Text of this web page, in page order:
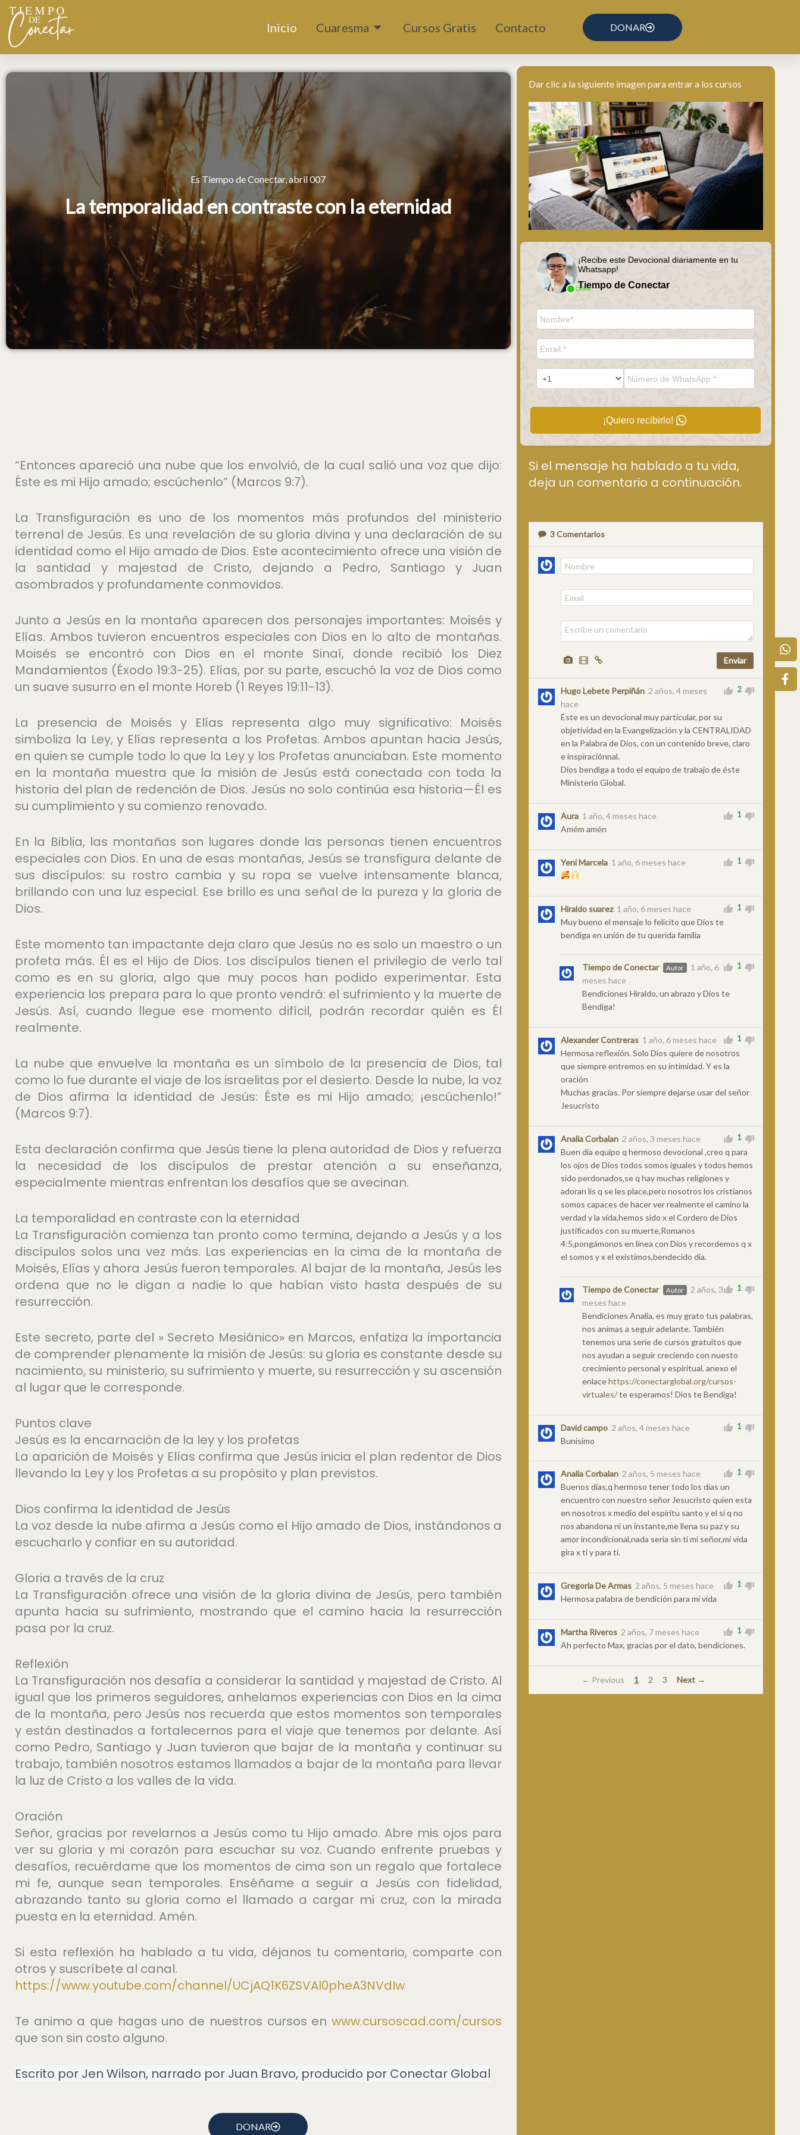
contenido
Inicio Cuaresma Abrir CuaresmaCursos Gratis Contacto DONAR
Es Tiempo de Conectar, abril 007
La temporalidad en contraste con la eternidad
“Entonces apareció una nube que los envolvió, de la cual salió una voz que dijo:
Éste es mi Hijo amado; escúchenlo” (Marcos 9:7).
La Transfiguración es uno de los momentos más profundos del ministerio
terrenal de Jesús. Es una revelación de su gloria divina y una declaración de su
identidad como el Hijo amado de Dios. Este acontecimiento ofrece una visión de
la santidad y majestad de Cristo, dejando a Pedro, Santiago y Juan
asombrados y profundamente conmovidos.
Junto a Jesús en la montaña aparecen dos personajes importantes: Moisés y
Elías. Ambos tuvieron encuentros especiales con Dios en lo alto de montañas.
Moisés se encontró con Dios en el monte Sinaí, donde recibió los Diez
Mandamientos (Éxodo 19:3-25). Elías, por su parte, escuchó la voz de Dios como
un suave susurro en el monte Horeb (1 Reyes 19:11-13).
La presencia de Moisés y Elías representa algo muy significativo: Moisés
simboliza la Ley, y Elías representa a los Profetas. Ambos apuntan hacia Jesús,
en quien se cumple todo lo que la Ley y los Profetas anunciaban. Este momento
en la montaña muestra que la misión de Jesús está conectada con toda la
historia del plan de redención de Dios. Jesús no solo continúa esa historia—Él es
su cumplimiento y su comienzo renovado.
En la Biblia, las montañas son lugares donde las personas tienen encuentros
especiales con Dios. En una de esas montañas, Jesús se transfigura delante de
sus discípulos: su rostro cambia y su ropa se vuelve intensamente blanca,
brillando con una luz especial. Ese brillo es una señal de la pureza y la gloria de
Dios.
Este momento tan impactante deja claro que Jesús no es solo un maestro o un
profeta más. Él es el Hijo de Dios. Los discípulos tienen el privilegio de verlo tal
como es en su gloria, algo que muy pocos han podido experimentar. Esta
experiencia los prepara para lo que pronto vendrá: el sufrimiento y la muerte de
Jesús. Así, cuando llegue ese momento difícil, podrán recordar quién es Él
realmente.
La nube que envuelve la montaña es un símbolo de la presencia de Dios, tal
como lo fue durante el viaje de los israelitas por el desierto. Desde la nube, la voz
de Dios afirma la identidad de Jesús: Éste es mi Hijo amado; ¡escúchenlo!”
(Marcos 9:7).
Esta declaración confirma que Jesús tiene la plena autoridad de Dios y refuerza
la necesidad de los discípulos de prestar atención a su enseñanza,
especialmente mientras enfrentan los desafíos que se avecinan.
La temporalidad en contraste con la eternidad
La Transfiguración comienza tan pronto como termina, dejando a Jesús y a los
discípulos solos una vez más. Las experiencias en la cima de la montaña de
Moisés, Elías y ahora Jesús fueron temporales. Al bajar de la montaña, Jesús les
ordena que no le digan a nadie lo que habían visto hasta después de su
resurrección.
Este secreto, parte del » Secreto Mesiánico» en Marcos, enfatiza la importancia
de comprender plenamente la misión de Jesús: su gloria es constante desde su
nacimiento, su ministerio, su sufrimiento y muerte, su resurrección y su ascensión
al lugar que le corresponde.
Puntos clave
Jesús es la encarnación de la ley y los profetas
La aparición de Moisés y Elías confirma que Jesús inicia el plan redentor de Dios
llevando la Ley y los Profetas a su propósito y plan previstos.
Dios confirma la identidad de Jesús
La voz desde la nube afirma a Jesús como el Hijo amado de Dios, instándonos a
escucharlo y confiar en su autoridad.
Gloria a través de la cruz
La Transfiguración ofrece una visión de la gloria divina de Jesús, pero también
apunta hacia su sufrimiento, mostrando que el camino hacia la resurrección
pasa por la cruz.
Reflexión
La Transfiguración nos desafía a considerar la santidad y majestad de Cristo. Al
igual que los primeros seguidores, anhelamos experiencias con Dios en la cima
de la montaña, pero Jesús nos recuerda que estos momentos son temporales
y están destinados a fortalecernos para el viaje que tenemos por delante. Así
como Pedro, Santiago y Juan tuvieron que bajar de la montaña y continuar su
trabajo, también nosotros estamos llamados a bajar de la montaña para llevar
la luz de Cristo a los valles de la vida.
Oración
Señor, gracias por revelarnos a Jesús como tu Hijo amado. Abre mis ojos para
ver su gloria y mi corazón para escuchar su voz. Cuando enfrente pruebas y
desafíos, recuérdame que los momentos de cima son un regalo que fortalece
mi fe, aunque sean temporales. Enséñame a seguir a Jesús con fidelidad,
abrazando tanto su gloria como el llamado a cargar mi cruz, con la mirada
puesta en la eternidad. Amén.
Si esta reflexión ha hablado a tu vida, déjanos tu comentario, comparte con
otros y suscríbete al canal.
https://www.youtube.com/channel/UCjAQ1K6ZSVAl0pheA3NVdIw
Te animo a que hagas uno de nuestros cursos en ⁠www.cursoscad.com/cursos⁠
que son sin costo alguno.
Escrito por Jen Wilson, narrado por Juan Bravo, producido por Conectar Global
DONAR
Dar clic a la siguiente imagen para entrar a los cursos
Online
¡Recibe este Devocional diariamente en tu
Whatsapp!
Tiempo de Conectar
¡Quiero recibirlo!
Si el mensaje ha hablado a tu vida,
deja un comentario a continuación.
3Comentarios
Hugo Lebete Perpiñán 2 años, 4 meses
hace
Éste es un devocional muy particular, por su
objetividad en la Evangelización y la CENTRALIDAD
en la Palabra de Dios, con un contenido breve, claro
e inspiraciónnal.
Dios bendiga a todo el equipo de trabajo de éste
Ministerio Global.
2
Aura 1 año, 4 meses hace
Amém amén
1
Yeni Marcela 1 año, 6 meses hace 1
Hiraldo suarez 1 año, 6 meses hace
Muy bueno el mensaje lo felicito que Dios te
bendiga en unión de tu querida familia
1
Tiempo de Conectar Autor
1 año, 6
meses hace
Bendiciones Hiraldo, un abrazo y Dios te
Bendiga!
1
Alexander Contreras 1 año, 6 meses hace
Hermosa reflexión. Solo Dios quiere de nosotros
que siempre entremos en su intimidad. Y es la
oración
Muchas gracias. Por siempre dejarse usar del señor
Jesucristo
1
Analia Corbalan 2 años, 3 meses hace
Buen día equipo q hermoso devocional ,creo q para
los ojos de Dios todos somos iguales y todos hemos
sido perdonados,se q hay muchas religiones y
adoran lis q se les place,pero nosotros los cristianos
somos capaces de hacer ver realmente el camino la
verdad y la vida,hemos sido x el Cordero de Dios
justificados con su muerte,Romanos
4:5,pongámonos en línea con Dios y recordemos q x
el somos y x el existimos,bendecido dia.
1
Tiempo de Conectar Autor
2 años, 3
meses hace
Bendiciones Analia, es muy grato tus palabras,
nos animas a seguir adelante. También
tenemos una serie de cursos gratuitos que
nos ayudan a seguir creciendo con nuesto
crecimiento personal y espiritual. anexo el
enlacehttps://conectarglobal.org/cursos-
virtuales/te esperamos! Dios te Bendiga!
1
David campo 2 años, 4 meses hace
Bunisimo
1
Analia Corbalan 2 años, 5 meses hace
Buenos días,q hermoso tener todo los días un
encuentro con nuestro señor Jesucristo quien esta
en nosotros x medio del espíritu santo y el si q no
nos abandona ni un instante,me llena su paz y su
amor incondicional,nada seria sin ti mi señor,mi vida
gira x ti y para ti.
1
Gregoria De Armas 2 años, 5 meses hace
Hermosa palabra de bendición para mi vida
1
Martha Riveros 2 años, 7 meses hace
Ah perfecto Max, gracias por el dato, bendiciones.
1
← Previous 1 2 3 Next →